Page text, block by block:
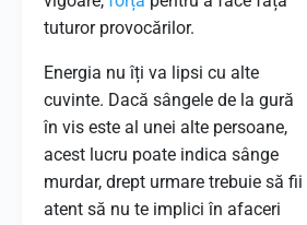
tuturor provocărilor.
Energia nu îți va lipsi cu alte
cuvinte. Dacă sângele de la gură
în vis este al unei alte persoane,
acest lucru poate indica sânge
murdar, drept urmare trebuie să fii
atent să nu te implici în afaceri